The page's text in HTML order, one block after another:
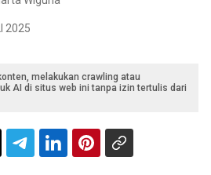
2025
melakukan crawling atau
AI di situs web ini tanpa izin tertulis dari